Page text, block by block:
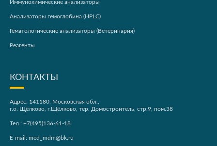
Иммунохимические анализаторы
Анализаторы гемоглобина (HPLC)
Гематологические анализаторы (Ветеринария)
Реагенты
КОНТАКТЫ
Адрес: 141180, Московская обл.,
г.о. Щёлково, г.Щёлково, тер. Домостроитель, стр.9, пом.38
Тел.: +7(495)136-61-18
E-mail: med_mdm@bk.ru